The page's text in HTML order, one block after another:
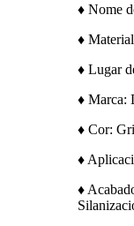
♦ Nome
♦
♦ Lugar
♦ Marca:
♦ Cor:
♦
♦